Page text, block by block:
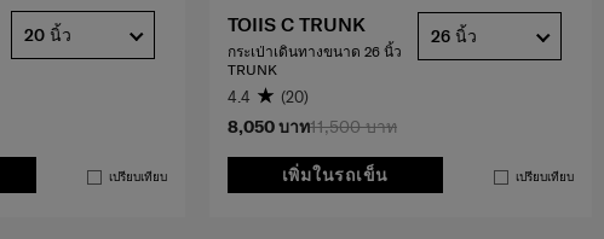
เปรียบเทียบ
20 นิ้ว
11,500 บาท
8,050 บาท
เพิ่มในรถเข็น เปรียบเทียบ
TOIIS C TRUNK
กระเป่าเดินทางขนาด 26 นิ้ว
TRUNK
4.4 (20)
26 นิ้ว